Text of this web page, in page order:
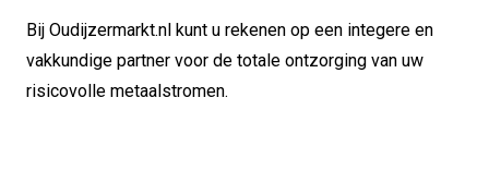
Bij Oudijzermarkt.nl kunt u rekenen op een integere en
vakkundige partner voor de totale ontzorging van uw
risicovolle metaalstromen.